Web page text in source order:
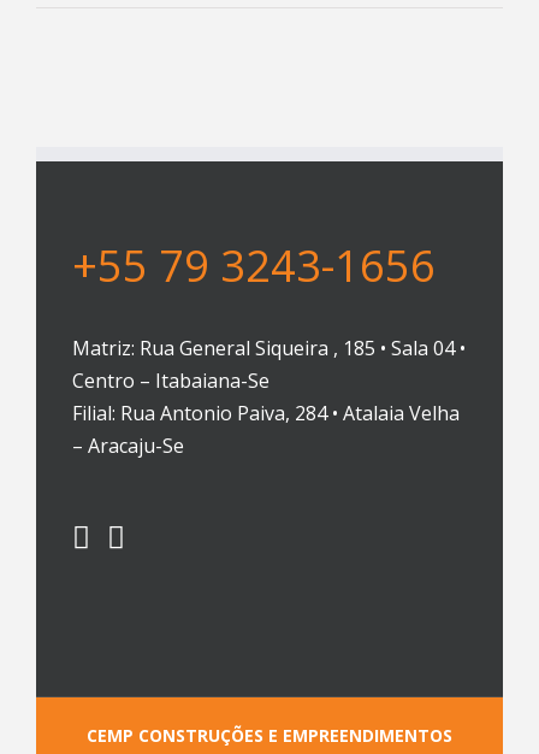
+55 79 3243-1656
Matriz: Rua General Siqueira , 185 • Sala 04 •
Centro – Itabaiana-Se
Filial: Rua Antonio Paiva, 284 • Atalaia Velha
– Aracaju-Se
CEMP CONSTRUÇÕES E EMPREENDIMENTOS